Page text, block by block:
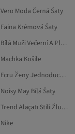
Vero Moda Černá Šaty
Faina Krémová Šaty
Bílá Muži Večerní A Plesové Šaty
Machka Košile
Ecru Ženy Jednoduché Šaty
Noisy May Bílá Šaty
Trend Alaçatı Stili Žlutá Šaty
Nike